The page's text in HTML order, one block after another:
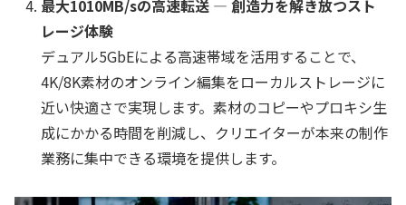
最大1010MB/sの高速転送 ― 創造力を解き放つスト
レージ体験
デュアル5GbEによる高速帯域を活用することで、
4K/8K素材のオンライン編集をローカルストレージに
近い快適さで実現します。素材のコピーやプロキシ生
成にかかる時間を削減し、クリエイターが本来の制作
業務に集中できる環境を提供します。